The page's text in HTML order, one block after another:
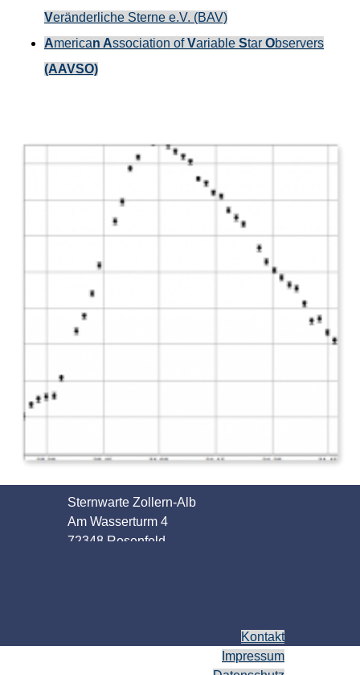
Veränderliche Sterne e.V. (BAV)
American Association of Variable Star Observers
(AAVSO)
Kontakt
Impressum
Sternwarte Zollern-Alb
Am Wasserturm 4
72348 Rosenfeld